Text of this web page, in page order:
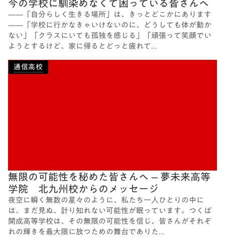
——「自分らしく生きる場所」は、きっとどこかにあります
——「学校に行かなきゃいけないのに、どうしても体が動か
ない」「クラスにいても孤独を感じる」「頑張って笑顔でい
ようとするけど、家に帰るとどっと疲れて...
通信高校
無限の可能性を秘めた皆さんへ – 夢未来高等
学院 北九州校からのメッセージ
夜空に瞬く無数の星々のように、私たち一人ひとりの中に
は、まだ見ぬ、計り知れない可能性が眠っています。つくば
開成高等学校は、その無限の可能性を信じ、皆さんがそれぞ
れの輝きを最大限に放つための舞台でありた...